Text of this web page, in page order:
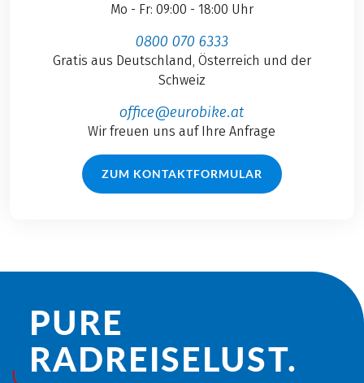
Mo - Fr: 09:00 - 18:00 Uhr
0800 070 6333
Gratis aus Deutschland, Österreich und der
Schweiz
office@eurobike.at
Wir freuen uns auf Ihre Anfrage
ZUM KONTAKTFORMULAR
PURE
RADREISE­LUST.